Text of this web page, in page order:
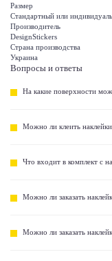
Размер
Стандартный или
Производитель
DesignStickers
Страна производства
Украина
Вопросы и ответы
На какие поверхности
Можно ли клеить
Что входит в комплект с
Можно ли заказать
Можно ли заказать